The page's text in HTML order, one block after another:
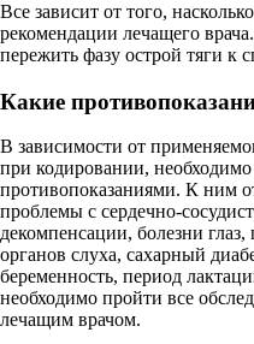
Все зависит от того,
рекомендации лечащего
пережить фазу острой тяги к
Какие
В зависимости от
при кодировании, необходимо
противопоказаниями. К ним
проблемы с сердечно-
декомпенсации, болезни
органов слуха, сахарный
беременность, период
необходимо пройти все
лечащим врачом.